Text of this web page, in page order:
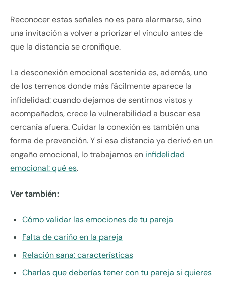
Reconocer estas señales no es para alarmarse, sino
una invitación a volver a priorizar el vínculo antes de
que la distancia se cronifique.
La desconexión emocional sostenida es, además, uno
de los terrenos donde más fácilmente aparece la
infidelidad: cuando dejamos de sentirnos vistos y
acompañados, crece la vulnerabilidad a buscar esa
cercanía afuera. Cuidar la conexión es también una
forma de prevención. Y si esa distancia ya derivó en un
engaño emocional, lo trabajamos en infidelidad
emocional: qué es.
Ver también:
Cómo validar las emociones de tu pareja
Falta de cariño en la pareja
Relación sana: características
Charlas que deberías tener con tu pareja si quieres